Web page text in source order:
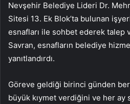
Nevşehir Belediye Lideri Dr.
Sitesi 13. Ek Blok’ta bulunan
esnafları ile sohbet ederek
Savran, esnafların belediye
yanıtlandırdı.
Göreve geldiği birinci günden
büyük kıymet verdiğini ve her ay